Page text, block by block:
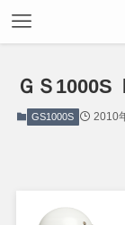
ＧＳ1000S
GS1000S 2010